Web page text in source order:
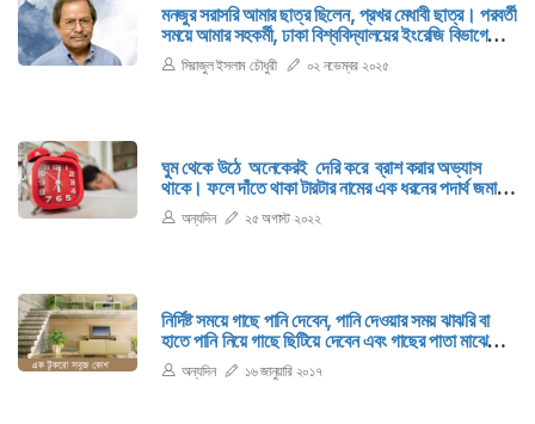
মনজুর সরাসরি আমার ছাত্র ছিলেন, প্রখর মেধাবী ছাত্র। পরবর্তী
সময়ে আমার সহকর্মী, ঢাকা বিশ্ববিদ্যালয়ের ইংরেজি বিভাগে
আমরা কয়েক দশক সহকর্মী ছিলাম।
সিরাজুল ইসলাম চৌধুরী ০২ নভেম্বর ২০২৫
ঘুম থেকে উঠে অনেকেরই দেরি করে ব্রাশ করার অভ্যাস
থাকে। ফলে দাঁতে থাকা টারটার নামের এক ধরনের পদার্থ জমা
হতে থাকে; যা মুখের দুর্গন্ধ, ক্যাভিটিজ ও দাঁতের অন্যান্য রোগ
সৃষ্টি করে। তাই ঘুম থেকে ওঠে প্রথমেই ভালোভাবে ব্রাশ করা
অন্যদিন ২৫ অগাস্ট ২০২২
নির্দিষ্ট সময়ে গাছে পানি দেবেন, পানি দেওয়ার সময় ঝাঝরি বা
হাতে পানি নিয়ে গাছে ছিটিয়ে দেবেন এবং গাছের পাতা মাঝে
মাঝে ধুয়ে দেবেন।
অন্যদিন ১৬ জানুয়ারি ২০১৭